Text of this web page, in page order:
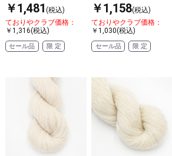
￥1,481 (税込)
ておりやクラブ価格：
￥1,316(税込)
セール品 限 定
￥1,158(税込)
ておりやクラブ価格：
￥1,030(税込)
セール品 限 定